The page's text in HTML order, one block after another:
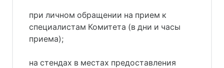
при личном обращении на прием к
специалистам Комитета (в дни и часы
приема);
на стендах в местах предоставления